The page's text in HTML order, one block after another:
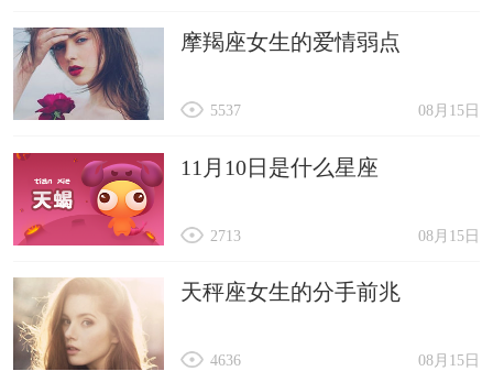
摩羯座女生的爱情弱点
08月15日
5537
11月10日是什么星座
08月15日
2713
天秤座女生的分手前兆
08月15日
4636